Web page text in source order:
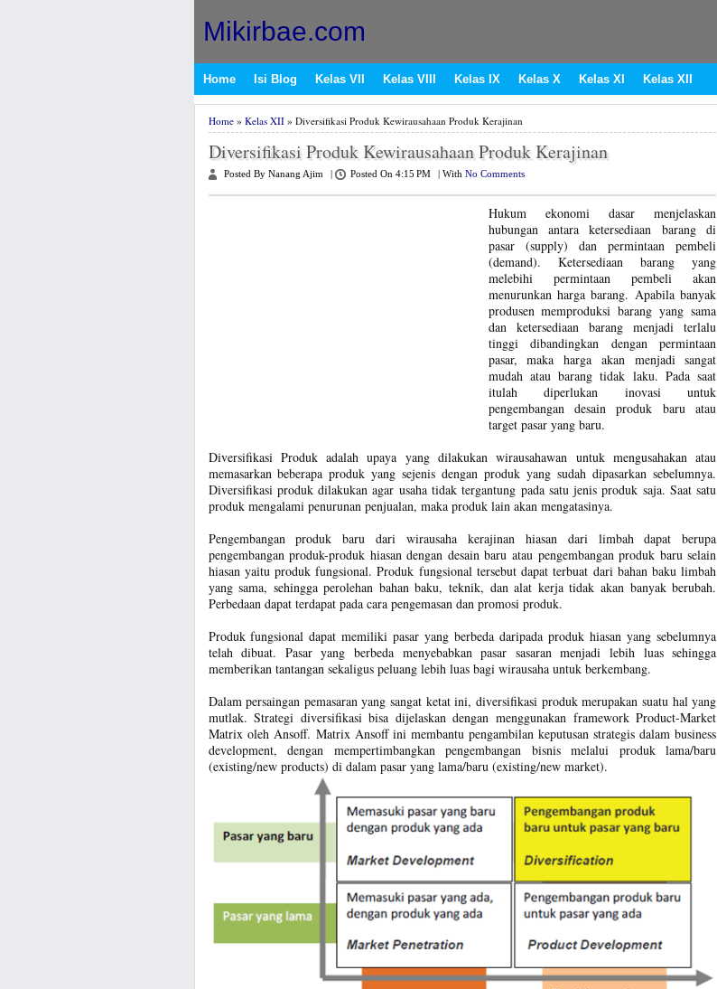
Mikirbae.com
Home Isi Blog Kelas VII Kelas VIII Kelas IX Kelas X Kelas XI Kelas XII
Home» Kelas XII» Diversifikasi Produk Kewirausahaan Produk Kerajinan
Diversifikasi Produk Kewirausahaan Produk Kerajinan
Posted By Nanang Ajim Posted On 4:15 PM With No Comments
Hukum ekonomi dasar menjelaskan
hubungan antara ketersediaan barang di
pasar (supply) dan permintaan pembeli
(demand). Ketersediaan barang yang
melebihi permintaan pembeli akan
menurunkan harga barang. Apabila banyak
produsen memproduksi barang yang sama
dan ketersediaan barang menjadi terlalu
tinggi dibandingkan dengan permintaan
pasar, maka harga akan menjadi sangat
mudah atau barang tidak laku. Pada saat
itulah diperlukan inovasi untuk
pengembangan desain produk baru atau
target pasar yang baru.
Diversifikasi Produk adalah upaya yang dilakukan wirausahawan untuk mengusahakan atau
memasarkan beberapa produk yang sejenis dengan produk yang sudah dipasarkan sebelumnya.
Diversifikasi produk dilakukan agar usaha tidak tergantung pada satu jenis produk saja. Saat satu
produk mengalami penurunan penjualan, maka produk lain akan mengatasinya.
Pengembangan produk baru dari wirausaha kerajinan hiasan dari limbah dapat berupa
pengembangan produk-produk hiasan dengan desain baru atau pengembangan produk baru selain
hiasan yaitu produk fungsional. Produk fungsional tersebut dapat terbuat dari bahan baku limbah
yang sama, sehingga perolehan bahan baku, teknik, dan alat kerja tidak akan banyak berubah.
Perbedaan dapat terdapat pada cara pengemasan dan promosi produk.
Produk fungsional dapat memiliki pasar yang berbeda daripada produk hiasan yang sebelumnya
telah dibuat. Pasar yang berbeda menyebabkan pasar sasaran menjadi lebih luas sehingga
memberikan tantangan sekaligus peluang lebih luas bagi wirausaha untuk berkembang.
Dalam persaingan pemasaran yang sangat ketat ini, diversifikasi produk merupakan suatu hal yang
mutlak. Strategi diversifikasi bisa dijelaskan dengan menggunakan framework Product-Market
Matrix oleh Ansoff. Matrix Ansoff ini membantu pengambilan keputusan strategis dalam business
development, dengan mempertimbangkan pengembangan bisnis melalui produk lama/baru
(existing/new products) di dalam pasar yang lama/baru (existing/new market).